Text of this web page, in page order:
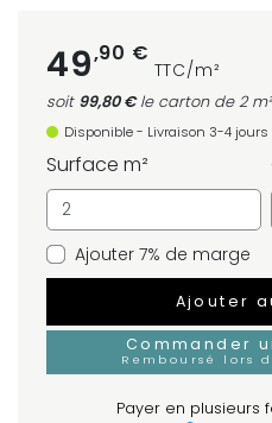
49,90 €
TTC/m²
soit 99,80 €le carton de 2 m²
Disponible - Livraison 3-4 jours
Surface m²
Ajouter 7% de marge
Ajouter
Commander
Remboursé lors
Payer en plusieurs